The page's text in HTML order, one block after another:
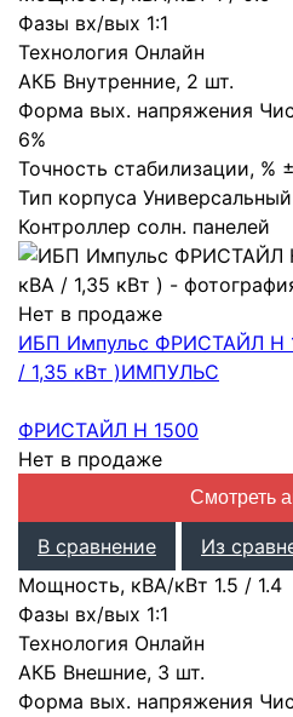
Фазы вх/вых 1:1
Технология Онлайн
АКБ Внутренние, 2 шт.
Форма вых. напряжения
6%
Точность стабилизации, %
Тип корпуса Универсальный
Контроллер солн. панелей
Нет в продаже
ИБП Импульс ФРИСТАЙЛ Н
/ 1,35 кВт )ИМПУЛЬС
ФРИСТАЙЛ Н 1500
Нет в продаже
Смотреть
В сравнение
Из
Мощность, кВА/кВт 1.5 / 1.4
Фазы вх/вых 1:1
Технология Онлайн
АКБ Внешние, 3 шт.
Форма вых. напряжения